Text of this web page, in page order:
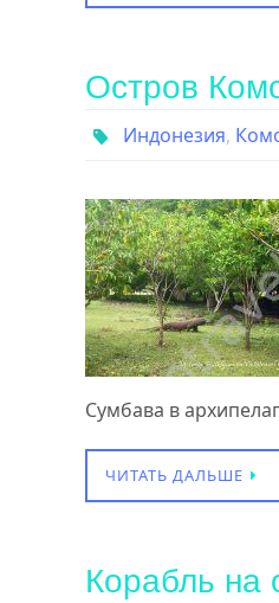
Остров
Индонезия,
Сумбава в
ЧИТАТЬ ДАЛЬШЕ
Корабль на